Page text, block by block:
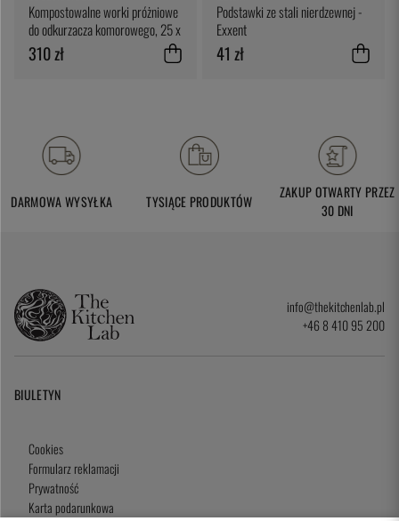
Kompostowalne worki próżniowe
do odkurzacza komorowego, 25 x
25 cm, opakowanie 200 sztuk -
SousVideTools
310 zł
Podstawki ze stali nierdzewnej -
Exxent
41 zł
DARMOWA WYSYŁKA TYSIĄCE PRODUKTÓW
ZAKUP OTWARTY PRZEZ
30 DNI
info@thekitchenlab.pl
+46 8 410 95 200
BIULETYN
Cookies
Formularz reklamacji
Prywatność
Karta podarunkowa